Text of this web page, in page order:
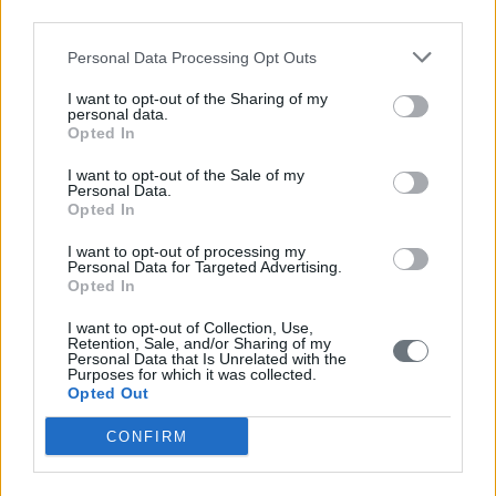
Personal Data Processing Opt Outs
I want to opt-out of the Sharing of my
personal data.
Opted In
I want to opt-out of the Sale of my
Personal Data.
Opted In
I want to opt-out of processing my
Personal Data for Targeted Advertising.
Opted In
I want to opt-out of Collection, Use,
Retention, Sale, and/or Sharing of my
Personal Data that Is Unrelated with the
Purposes for which it was collected.
Opted Out
CONFIRM